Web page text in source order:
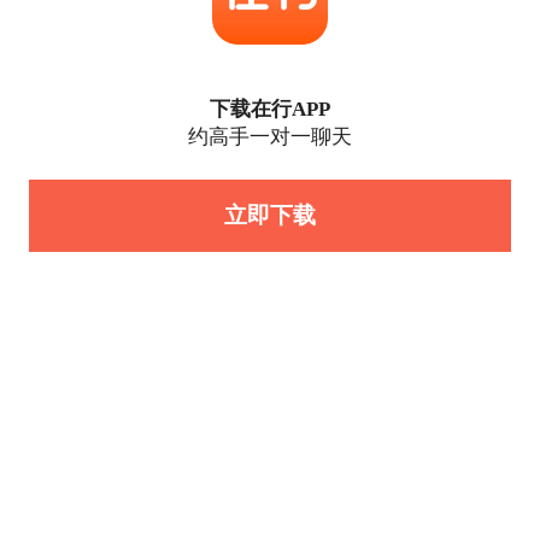
下载在行APP
约高手一对一聊天
立即下载